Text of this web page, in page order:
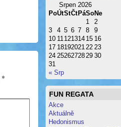
*
Srpen 2026
PoÚtStČt PáSoNe
1
2
3
4 5 6 7 8
9
10 11 121314 15 16
17 18192021 22 23
24 25262728 29 30
31
« Srp
FUN REGATA
Akce
Aktuálně
Hedonismus